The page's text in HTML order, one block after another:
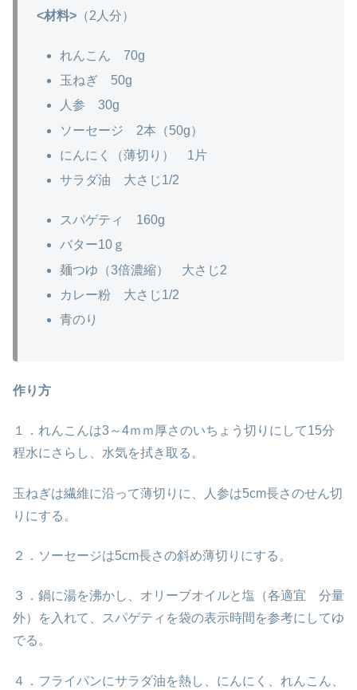
<材料> （2人分）
れんこん 70g
玉ねぎ 50g
人参 30g
ソーセージ 2本（50g）
にんにく（薄切り） 1片
サラダ油 大さじ1/2
スパゲティ 160g
バター10ｇ
麺つゆ（3倍濃縮） 大さじ2
カレー粉 大さじ1/2
青のり
作り方
１．れんこんは3～4ｍｍ厚さのいちょう切りにして15分
程水にさらし、水気を拭き取る。
玉ねぎは繊維に沿って薄切りに、人参は5cm長さのせん切
りにする。
２．ソーセージは5cm長さの斜め薄切りにする。
３．鍋に湯を沸かし、オリーブオイルと塩（各適宜 分量
外）を入れて、スパゲティを袋の表示時間を参考にしてゆ
でる。
４．フライパンにサラダ油を熱し、にんにく、れんこん、